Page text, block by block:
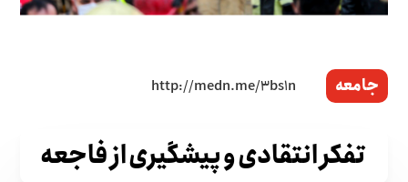
جامعه
تفکر انتقادی و پیشگیری از فاجعه